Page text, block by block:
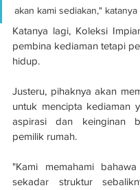
akan kami sediakan,"
Katanya lagi, Koleksi
pembina kediaman tetapi
hidup.
Justeru, pihaknya akan
untuk mencipta kediaman
aspirasi dan keinginan
pemilik rumah.
"Kami memahami
sekadar struktur